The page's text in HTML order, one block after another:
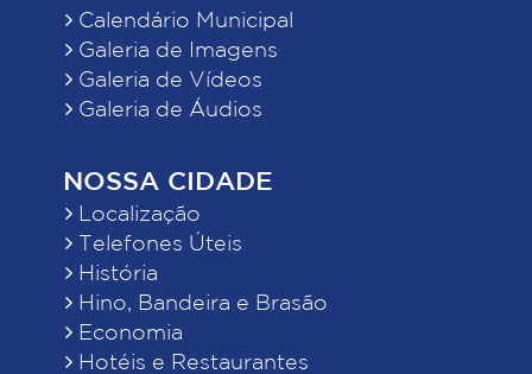
Calendário Municipal
Galeria de Imagens
Galeria de Vídeos
Galeria de Áudios
NOSSA CIDADE
Localização
Telefones Úteis
História
Hino, Bandeira e Brasão
Economia
Hotéis e Restaurantes